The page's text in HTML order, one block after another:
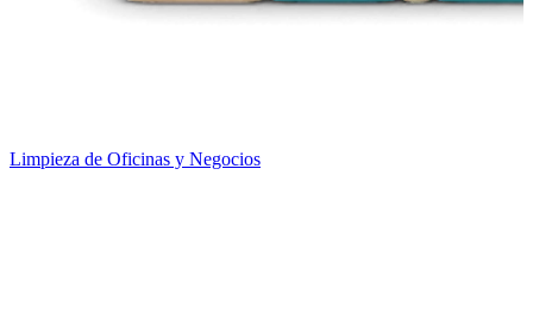
Limpieza de Oficinas y Negocios